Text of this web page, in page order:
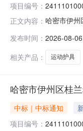
项目编号：
正文内容： 哈密市伊
额（元）:
发布时间： 2026-08-
相关产品：
运动护具
哈密市伊州区桂
中标｜中标通知
项目编号：